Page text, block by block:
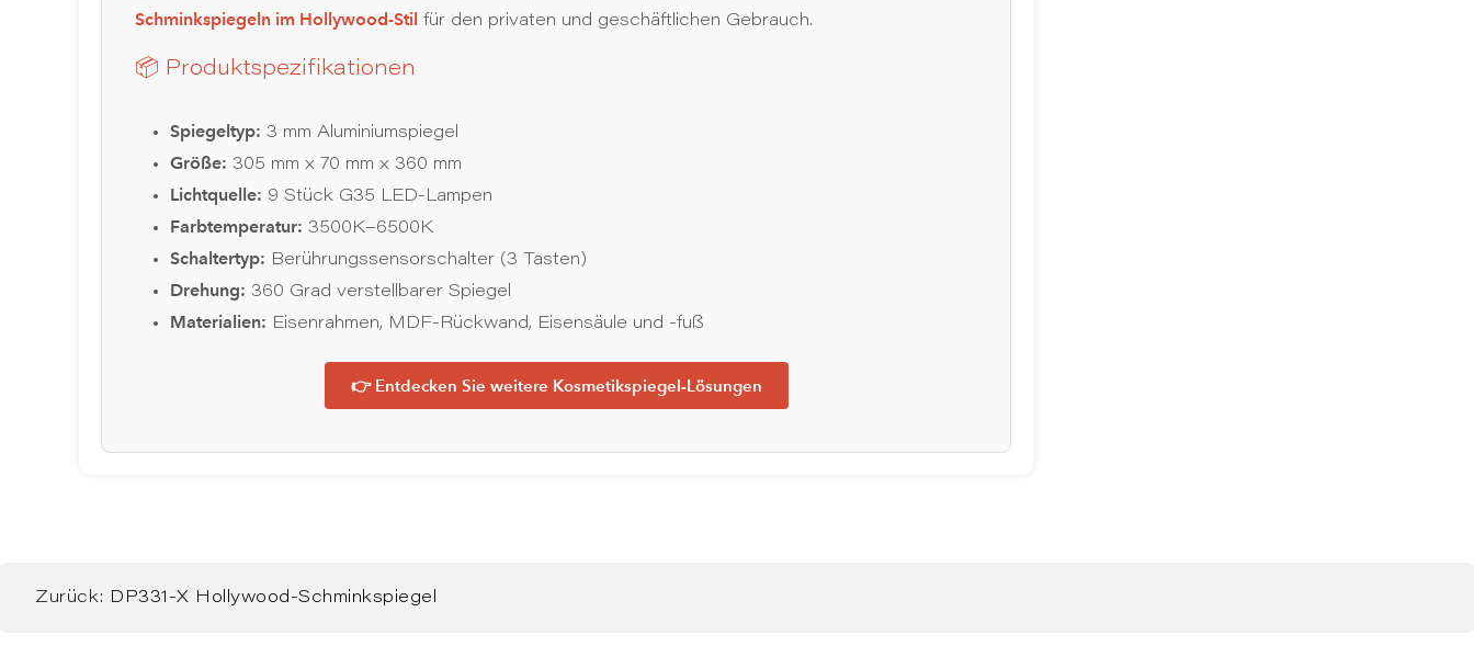
Schminkspiegeln im Hollywood-Stil für den privaten und geschäftlichen Gebrauch.
📦 Produktspezifikationen
Spiegeltyp: 3 mm Aluminiumspiegel
Größe: 305 mm x 70 mm x 360 mm
Lichtquelle: 9 Stück G35 LED-Lampen
Farbtemperatur: 3500K–6500K
Schaltertyp: Berührungssensorschalter (3 Tasten)
Drehung: 360 Grad verstellbarer Spiegel
Materialien: Eisenrahmen, MDF-Rückwand, Eisensäule und -fuß
👉 Entdecken Sie weitere Kosmetikspiegel-Lösungen
Zurück: DP331-X Hollywood-Schminkspiegel